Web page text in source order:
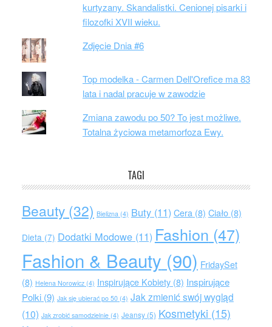
kurtyzany. Skandalistki. Cenionej pisarki i
filozofki XVII wieku.
Zdjęcie Dnia #6
Top modelka - Carmen Dell'Orefice ma 83
lata i nadal pracuje w zawodzie
Zmiana zawodu po 50? To jest możliwe.
Totalna życiowa metamorfoza Ewy.
TAGI
Beauty(32) Bielizna(4) Buty(11) Cera(8) Ciało(8)
Dieta(7) Dodatki Modowe(11) Fashion (47)
Fashion & Beauty (90) FridaySet
(8) Helena Norowicz(4) Inspirujące Kobiety(8) Inspirujące
Polki(9) Jak się ubierać po 50(4) Jak zmienić swój wygląd
(10) Jak zrobić samodzielnie(4) Jeansy(5) Kosmetyki (15)